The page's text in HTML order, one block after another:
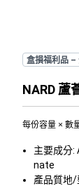
盒損福利品 –
NARD 蘆
每份容量 × 數
主要成分:
nate
產品質地/